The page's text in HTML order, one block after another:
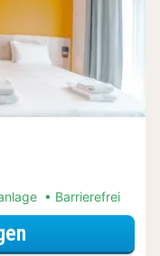
Barrierefrei